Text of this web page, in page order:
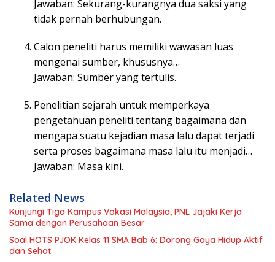
Jawaban: Sekurang-kurangnya dua saksi yang
tidak pernah berhubungan.
Calon peneliti harus memiliki wawasan luas
mengenai sumber, khususnya…
Jawaban: Sumber yang tertulis.
Penelitian sejarah untuk memperkaya
pengetahuan peneliti tentang bagaimana dan
mengapa suatu kejadian masa lalu dapat terjadi
serta proses bagaimana masa lalu itu menjadi…
Jawaban: Masa kini.
Related News
Kunjungi Tiga Kampus Vokasi Malaysia, PNL Jajaki Kerja
Sama dengan Perusahaan Besar
Soal HOTS PJOK Kelas 11 SMA Bab 6: Dorong Gaya Hidup Aktif
dan Sehat